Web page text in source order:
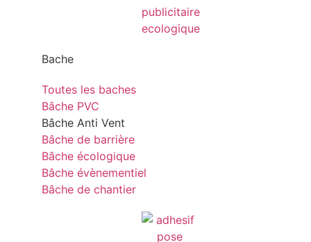
Bache
Toutes les baches
Bâche PVC
Bâche Anti Vent
Bâche de barrière
Bâche écologique
Bâche évènementiel
Bâche de chantier